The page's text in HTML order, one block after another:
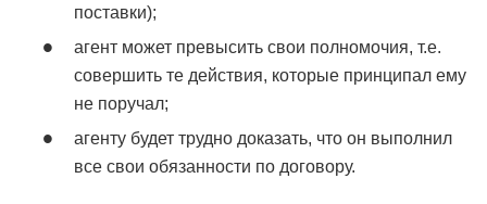
поставки);
агент может превысить свои полномочия, т.е.
совершить те действия, которые принципал ему
не поручал;
агенту будет трудно доказать, что он выполнил
все свои обязанности по договору.